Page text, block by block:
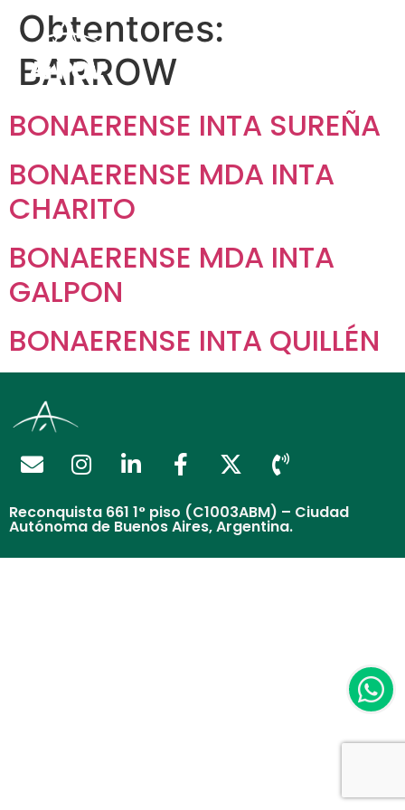
Obtentores:
BARROW
BONAERENSE INTA SUREÑA
BONAERENSE MDA INTA
CHARITO
BONAERENSE MDA INTA
GALPON
BONAERENSE INTA QUILLÉN
Reconquista 661 1° piso (C1003ABM) – Ciudad
Autónoma de Buenos Aires, Argentina.